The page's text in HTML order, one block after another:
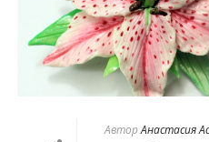
АвторАнастасия